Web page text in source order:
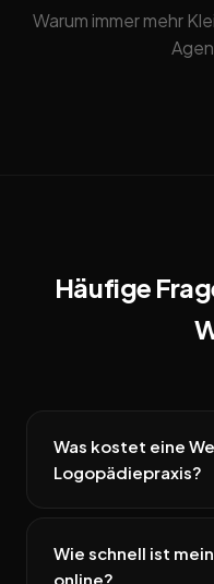
Warum immer mehr
Häufige
Was kostet eine
Logopädiepraxis?
Wie schnell ist
online?